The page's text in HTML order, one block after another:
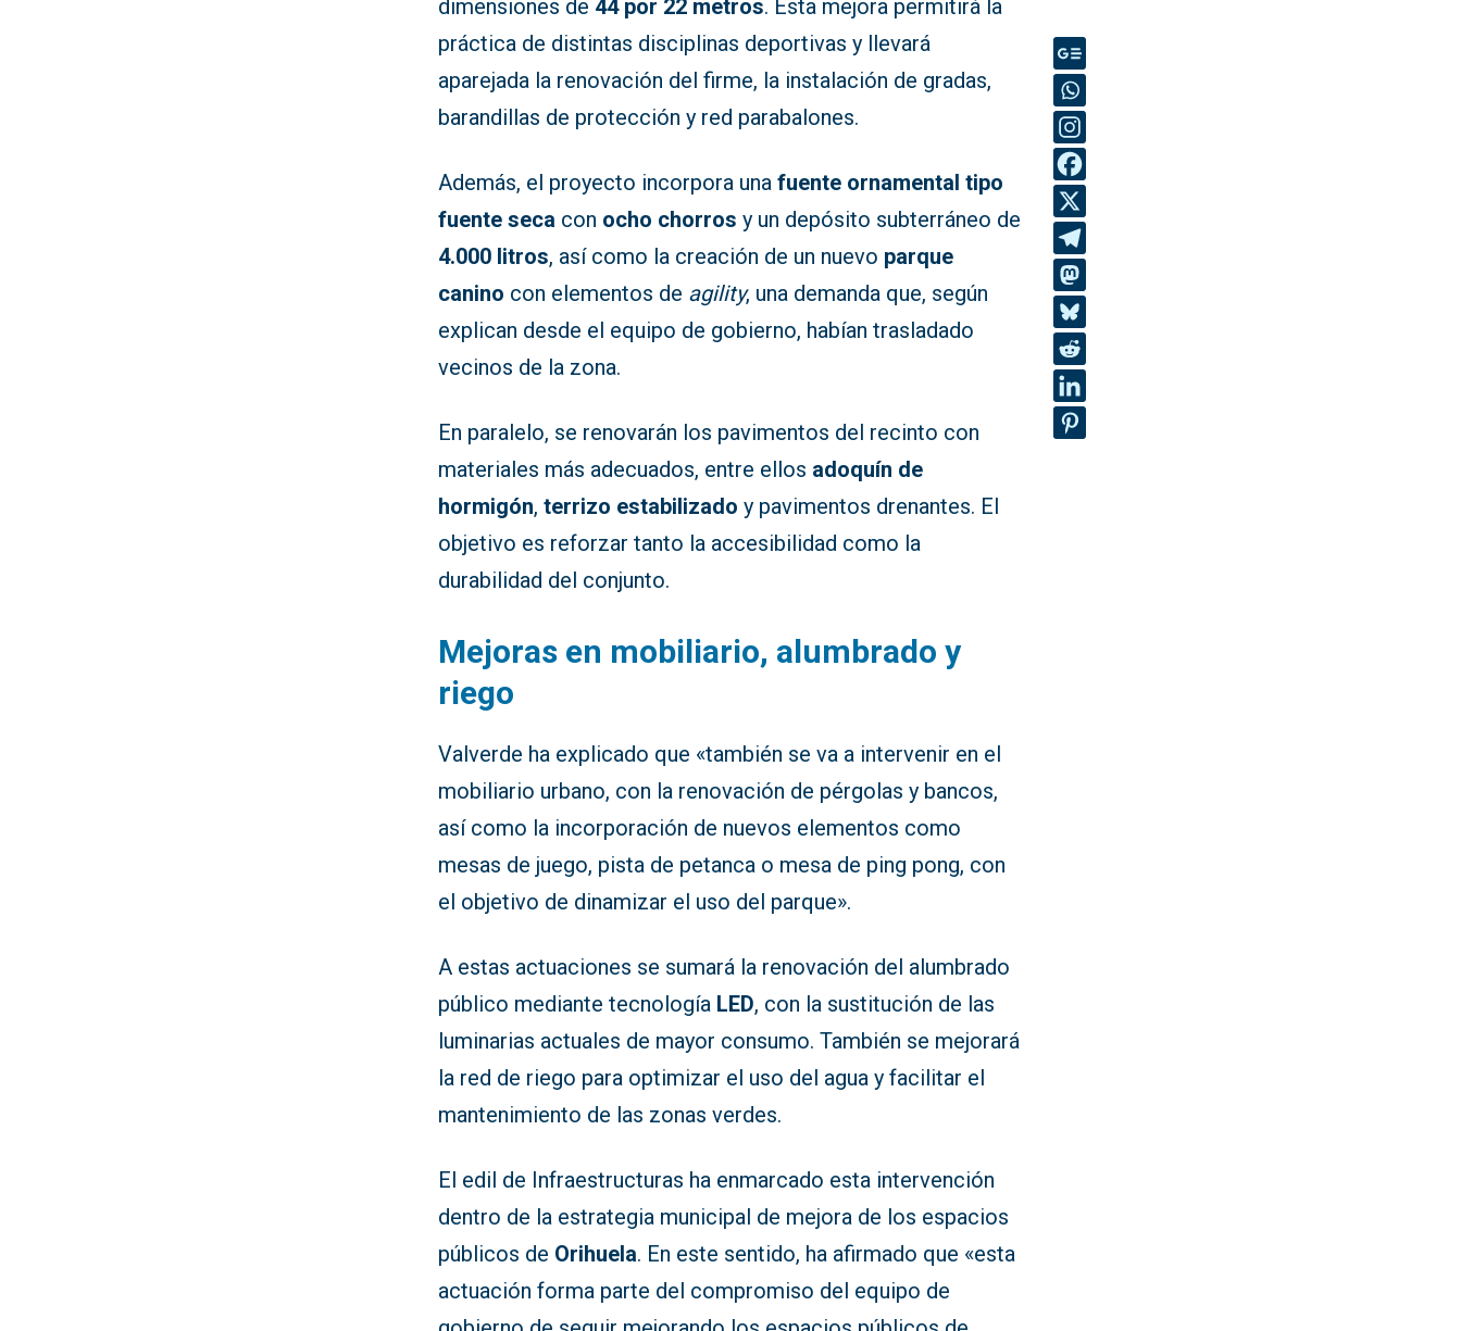
dimensiones de 44 por 22 metros. Esta mejora permitirá la
práctica de distintas disciplinas deportivas y llevará
aparejada la renovación del firme, la instalación de gradas,
barandillas de protección y red parabalones.
Además, el proyecto incorpora unafuente ornamental tipo
fuente seca con ocho chorros y un depósito subterráneo de
4.000 litros, así como la creación de un nuevo parque
canino con elementos de agility, una demanda que, según
explican desde el equipo de gobierno, habían trasladado
vecinos de la zona.
En paralelo, se renovarán los pavimentos del recinto con
materiales más adecuados, entre ellos adoquín de
hormigón,terrizo estabilizado y pavimentos drenantes. El
objetivo es reforzar tanto la accesibilidad como la
durabilidad del conjunto.
Mejoras en mobiliario, alumbrado y
riego
Valverde ha explicado que «también se va a intervenir en el
mobiliario urbano, con la renovación de pérgolas y bancos,
así como la incorporación de nuevos elementos como
mesas de juego, pista de petanca o mesa de ping pong, con
el objetivo de dinamizar el uso del parque».
A estas actuaciones se sumará la renovación del alumbrado
público mediante tecnología LED, con la sustitución de las
luminarias actuales de mayor consumo. También se mejorará
la red de riego para optimizar el uso del agua y facilitar el
mantenimiento de las zonas verdes.
El edil de Infraestructuras ha enmarcado esta intervención
dentro de la estrategia municipal de mejora de los espacios
públicos de Orihuela. En este sentido, ha afirmado que «esta
actuación forma parte del compromiso del equipo de